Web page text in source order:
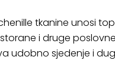
tkanine unosi
i druge
udobno sjedenje i